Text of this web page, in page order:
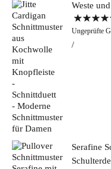
Weste
Bewertet
5.00von 5
Ungeprüfte
Serafine